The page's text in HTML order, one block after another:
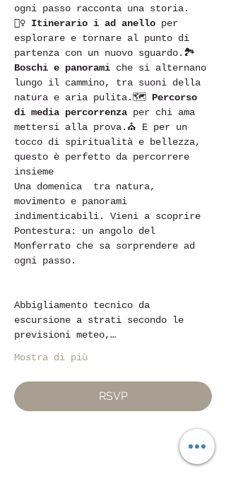
ogni passo racconta una storia.
🚶‍♀️ Itinerario i ad anello per
esplorare e tornare al punto di
partenza con un nuovo sguardo.🏞
Boschi e panorami che si alternano
lungo il cammino, tra suoni della
natura e aria pulita.🗺 Percorso
di media percorrenza per chi ama
mettersi alla prova.⛪ E per un
tocco di spiritualità e bellezza,
questo è perfetto da percorrere
insieme
Una domenica  tra natura,
movimento e panorami
indimenticabili. Vieni a scoprire
Pontestura: un angolo del
Monferrato che sa sorprendere ad
ogni passo.
Abbigliamento tecnico da
escursione a strati secondo le
previsioni meteo,…
Mostra di più
RSVP